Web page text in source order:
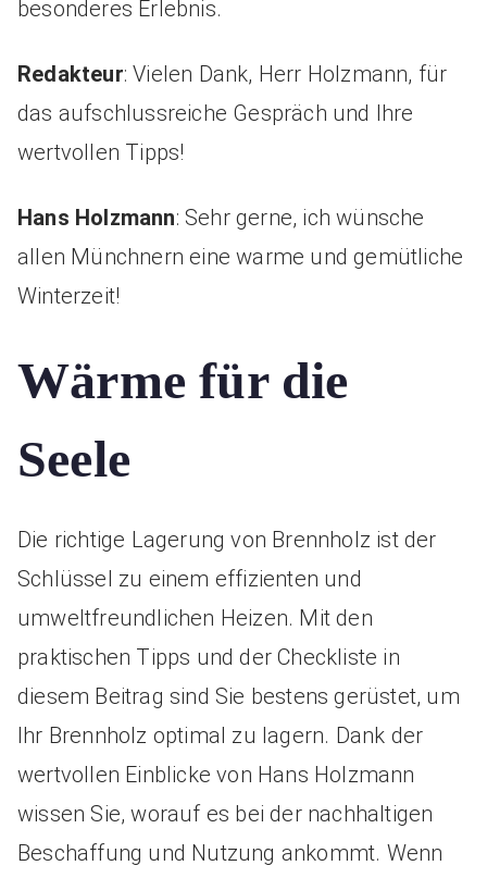
besonderes Erlebnis.
Redakteur: Vielen Dank, Herr Holzmann, für
das aufschlussreiche Gespräch und Ihre
wertvollen Tipps!
Hans Holzmann: Sehr gerne, ich wünsche
allen Münchnern eine warme und gemütliche
Winterzeit!
Wärme für die
Seele
Die richtige Lagerung von Brennholz ist der
Schlüssel zu einem effizienten und
umweltfreundlichen Heizen. Mit den
praktischen Tipps und der Checkliste in
diesem Beitrag sind Sie bestens gerüstet, um
Ihr Brennholz optimal zu lagern. Dank der
wertvollen Einblicke von Hans Holzmann
wissen Sie, worauf es bei der nachhaltigen
Beschaffung und Nutzung ankommt. Wenn